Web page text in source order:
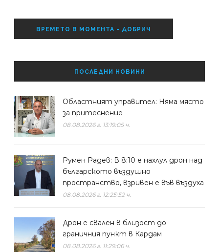
ВРЕМЕТО В МОМЕНТА - ДОБРИЧ
ПОСЛЕДНИ НОВИНИ
Областният управител: Няма място
за притеснение
08.08.2026 г. 13:19:05 ч.
Румен Радев: В 8:10 е нахлул дрон над
българското въздушно
пространство, взривен е във въздуха
08.08.2026 г. 12:25:52 ч.
Дрон е свален в близост до
граничния пункт в Кардам
08.08.2026 г. 11:29:06 ч.